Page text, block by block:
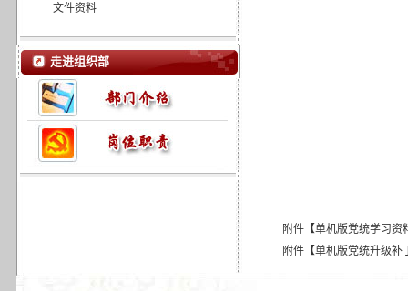
文件资料
走进组织部
附件【单机版党统学习资
附件【单机版党统升级补